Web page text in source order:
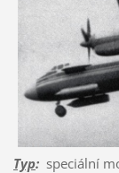
Typ:speciální